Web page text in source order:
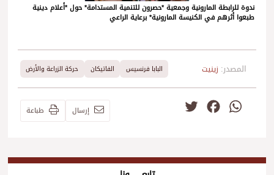
ندوة للرابطة المارونية وجمعية *حصرون للتنمية المستدامة* حول *أعلام دينية
طبعوا أثرهم في الكنيسة المارونية* برعاية الراعي
المصدر: زينيت البابا فرنسيس الفاتيكان حركة الزراعة والأرض
WhatsApp
Facebook إرسال طباعة